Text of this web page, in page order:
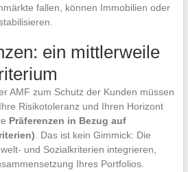
fallen, können Immobilien oder
ein mittlerweile
AMF zum Schutz der Kunden müssen
Risikotoleranz und Ihren Horizont
Präferenzen in Bezug auf
. Das ist kein Gimmick: Die
und Sozialkriterien integrieren,
Ihres Portfolios.